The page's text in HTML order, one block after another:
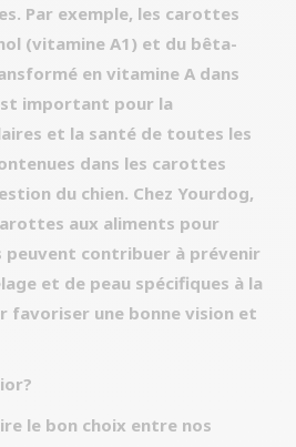
Par exemple, les carottes
(vitamine A1) et du bêta-
en vitamine A dans
important pour la
et la santé de toutes les
dans les carottes
du chien. Chez Yourdog,
aux aliments pour
peuvent contribuer à prévenir
et de peau spécifiques à la
favoriser une bonne vision et
le bon choix entre nos